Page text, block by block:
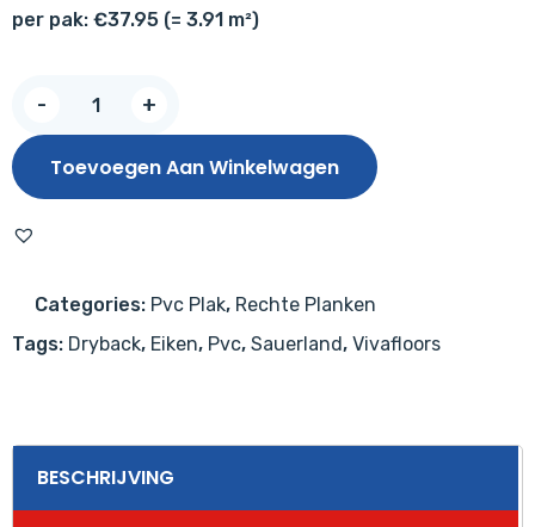
per pak: €37.95 (= 3.91 m²)
-
3520
aantal
+
Toevoegen Aan Winkelwagen
Categories: Pvc Plak, Rechte Planken
Tags: Dryback, Eiken, Pvc, Sauerland, Vivafloors
BESCHRIJVING